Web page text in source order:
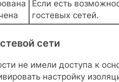
Если есть
гостевых сетей.
сети
не имели доступа к
настройку